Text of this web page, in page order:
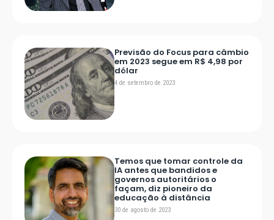
Previsão do Focus para câmbio
em 2023 segue em R$ 4,98 por
dólar
4 de setembro de 2023
Temos que tomar controle da
IA antes que bandidos e
governos autoritários o
façam, diz pioneiro da
educação à distância
30 de agosto de 2023